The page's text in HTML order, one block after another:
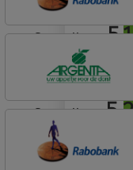
aflosvrij
Rabobank
aflosvrij
Argenta
Hypotheek